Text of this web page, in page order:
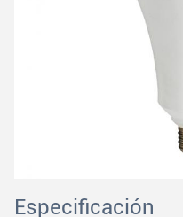
Especificación